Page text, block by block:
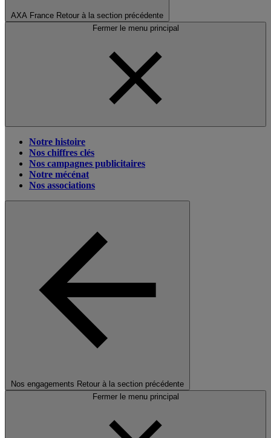
AXA France Retour à la section précédente
Fermer le menu principal
Notre histoire
Nos chiffres clés
Nos campagnes publicitaires
Notre mécénat
Nos associations
Nos engagements Retour à la section précédente
Fermer le menu principal